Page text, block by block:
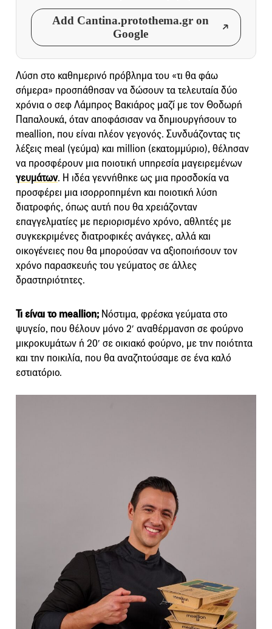
Add Cantina.protothema.gr on
Google
Λύση στο καθημερινό πρόβλημα του «τι θα φάω
σήμερα» προσπάθησαν να δώσουν τα τελευταία δύο
χρόνια ο σεφ Λάμπρος Βακιάρος μαζί με τον Θοδωρή
Παπαλουκά, όταν αποφάσισαν να δημιουργήσουν το
meallion, που είναι πλέον γεγονός. Συνδυάζοντας τις
λέξεις meal (γεύμα) και million (εκατομμύριο), θέλησαν
να προσφέρουν μια ποιοτική υπηρεσία μαγειρεμένων
γευμάτων. Η ιδέα γεννήθηκε ως μια προσδοκία να
προσφέρει μια ισορροπημένη και ποιοτική λύση
διατροφής, όπως αυτή που θα χρειάζονταν
επαγγελματίες με περιορισμένο χρόνο, αθλητές με
συγκεκριμένες διατροφικές ανάγκες, αλλά και
οικογένειες που θα μπορούσαν να αξιοποιήσουν τον
χρόνο παρασκευής του γεύματος σε άλλες
δραστηριότητες.
Τι είναι το meallion; Νόστιμα, φρέσκα γεύματα στο
ψυγείο, που θέλουν μόνο 2′ αναθέρμανση σε φούρνο
μικροκυμάτων ή 20′ σε οικιακό φούρνο, με την ποιότητα
και την ποικιλία, που θα αναζητούσαμε σε ένα καλό
εστιατόριο.